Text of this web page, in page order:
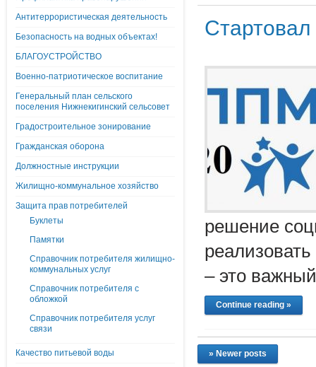
Антитеррористическая деятельность
Безопасность на водных объектах!
БЛАГОУСТРОЙСТВО
Военно-патриотическое воспитание
Генеральный план сельского
поселения Нижнекигинский сельсовет
Градостроительное зонирование
Гражданская оборона
Должностные инструкции
Жилищно-коммунальное хозяйство
Защита прав потребителей
Буклеты
Памятки
Справочник потребителя жилищно-
коммунальных услуг
Справочник потребителя с
обложкой
Справочник потребителя услуг
связи
Качество питьевой воды
решение
– это
Continue reading »
» Newer posts